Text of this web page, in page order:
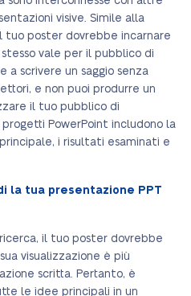
visive. Simile alla
tuo poster dovrebbe incarnare
vale per il pubblico di
a scrivere un saggio senza
e non puoi produrre un
il tuo pubblico di
progetti PowerPoint includono la
i risultati esaminati e
la tua presentazione PPT
il tuo poster dovrebbe
visualizzazione è più
scritta. Pertanto, è
le idee principali in un